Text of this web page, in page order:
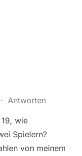
· Antworten
wie
Spielern?
von meinem